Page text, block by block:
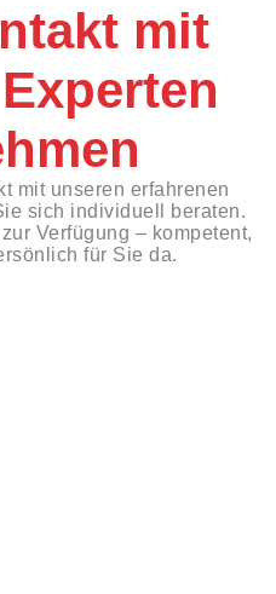
mit
mit unseren erfahrenen
sich individuell beraten.
Verfügung – kompetent,
für Sie da.